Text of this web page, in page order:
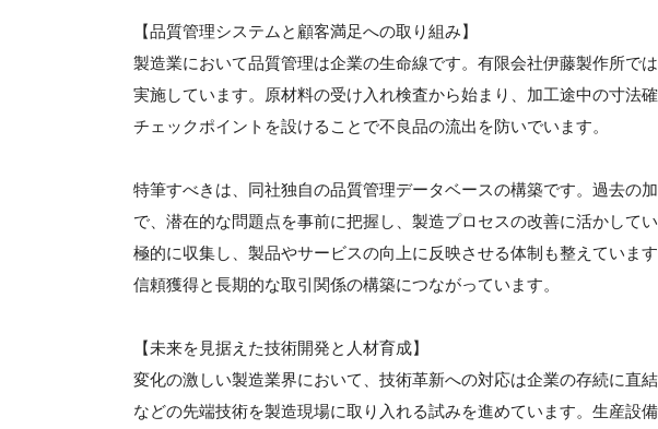
【品質管理システムと顧客満足への取り組み】
製造業において品質管理は企業の生命線です。有限会社伊藤製作所で
実施しています。原材料の受け入れ検査から始まり、加工途中の寸法
チェックポイントを設けることで不良品の流出を防いでいます。
特筆すべきは、同社独自の品質管理データベースの構築です。過去の
で、潜在的な問題点を事前に把握し、製造プロセスの改善に活かして
極的に収集し、製品やサービスの向上に反映させる体制も整えていま
信頼獲得と長期的な取引関係の構築につながっています。
【未来を見据えた技術開発と人材育成】
変化の激しい製造業界において、技術革新への対応は企業の存続に直
などの先端技術を製造現場に取り入れる試みを進めています。生産設